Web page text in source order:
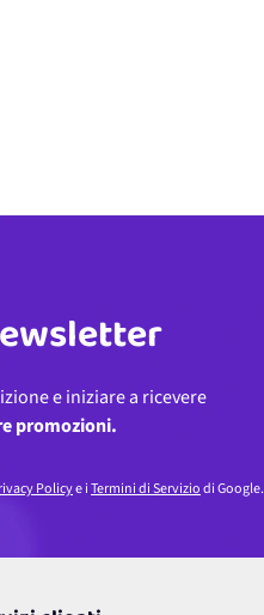
e iniziare a ricevere
promozioni.
Policye iTermini di Serviziodi Google.